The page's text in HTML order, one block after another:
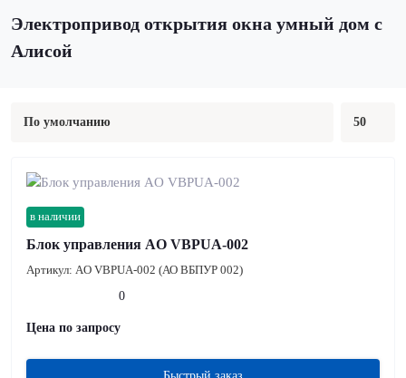
Электропривод открытия окна умный дом с
Алисой
в наличии
Блок управления AO VBPUA-002
Артикул: AO VBPUA-002 (АО ВБПУР 002)
0
Цена по запросу